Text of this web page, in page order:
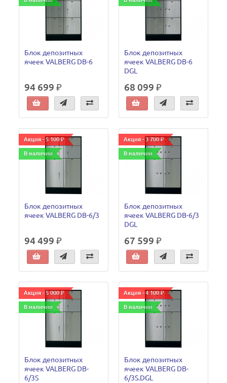
Блок депозитных
ячеек VALBERG DB-6
94 699 ₽
Блок депозитных
ячеек VALBERG DB-6
DGL
68 099 ₽
Акция - 5 100 ₽
В наличии
Блок депозитных
ячеек VALBERG DB-6/3
94 499 ₽
Акция - 3 700 ₽
В наличии
Блок депозитных
ячеек VALBERG DB-6/3
DGL
67 599 ₽
Акция - 5 000 ₽
В наличии
Блок депозитных
ячеек VALBERG DB-
6/3S
Акция - 4 100 ₽
В наличии
Блок депозитных
ячеек VALBERG DB-
6/3S.DGL